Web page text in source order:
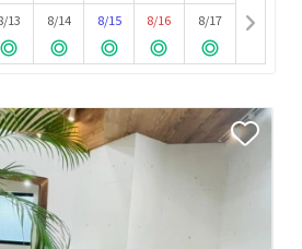
13
8/14
8/15
8/16
8/17